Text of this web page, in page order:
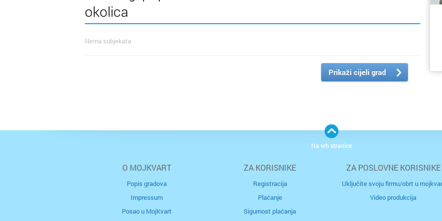
okolica
Nema subjekata
Prikaži cijeli grad
O MOJKVART
Popis gradova
Impressum
Posao u MojKvart
ZA KORISNIKE
Registracija
Plaćanje
Sigurnost plaćanja
ZA POSLOVNE KORISNIKE
Uključite svoju firmu/obrt u
Video produkcija
Na vrh stranice